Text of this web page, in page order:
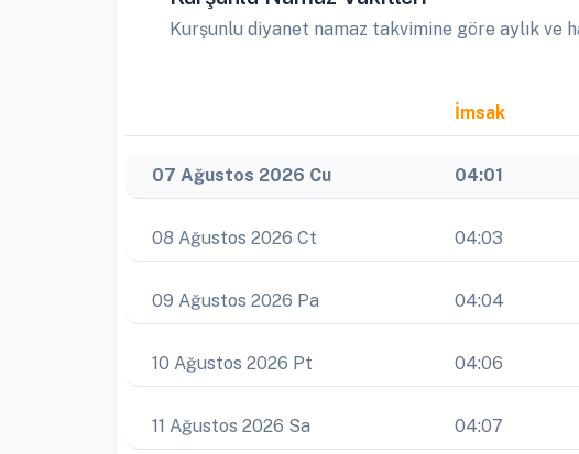
Kurşunlu diyanet namaz takvimine göre aylık ve
İmsak
07 Ağustos 2026 Cu 04:01
08 Ağustos 2026 Ct 04:03
09 Ağustos 2026 Pa 04:04
10 Ağustos 2026 Pt 04:06
11 Ağustos 2026 Sa 04:07